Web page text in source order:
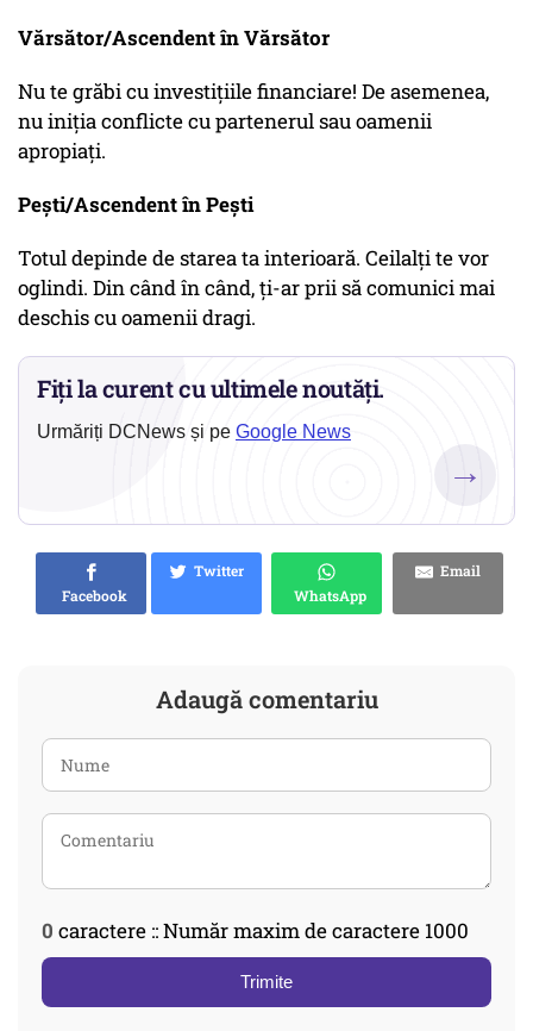
Vărsător/Ascendent în Vărsător
Nu te grăbi cu investițiile financiare! De asemenea,
nu iniția conflicte cu partenerul sau oamenii
apropiați.
Pești/Ascendent în Pești
Totul depinde de starea ta interioară. Ceilalți te vor
oglindi. Din când în când, ți-ar prii să comunici mai
deschis cu oamenii dragi.
Fiți la curent cu ultimele noutăți.
Urmăriți DCNews și pe Google News
→
Facebook
Twitter
WhatsApp
Email
Adaugă comentariu
0 caractere :: Număr maxim de caractere 1000
Trimite